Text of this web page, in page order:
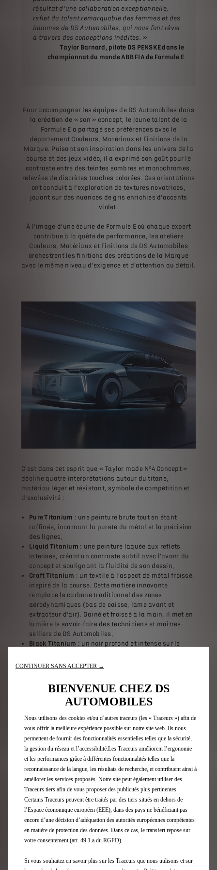
résultat d’une collaboration exceptionnelle,
reflet du talent remarquable des femmes et des
hommes de DS Automobiles, qui nous font rêver
à travers des conceptions inédites. »
Taylor Barnard, pilote DS PENSKE dans le
championnat du monde ABB FIA de Formule E
Pour accompagner les équipes de DS Automobiles dans
la création de « son » concept, le jeune talent de la
Formule E a partagé ses préférences avec le
département Couleurs, Matériaux et Finitions de la
Marque. Puisant son inspiration dans les univers de la
course et des jeux vidéo, il a exprimé son goût pour le
contraste entre des teintes sombres et monochromes,
relevées de discrètes touches colorées. Ces orientations
ont conduit à l’exploration de textures novatrices,
jouant sur des nuances de gris enrichies d’accents
violet.
À l’image d’une écurie de Formule E où chaque expert
contribue à la quête de performance, les ateliers
Couleurs, Matériaux et Finitions de DS Automobiles
orchestrent les finitions des créations de la Marque
avec le même niveau d’exigence et d’attention au détail.
C’est dans cet esprit que « Taylor made N°4 Concept »
décline quatre interprétations autour du titane,
matériau léger et résistant, symbole de compétition et
d’exclusivité :
Pure Titanium : une peinture brute tout en étant
raffinée, incarnant la pureté du métal et la précision
des lignes,
Liquid Titanium : une peinture laquée aux reflets
intenses, créant un contraste subtil avec l’avant du
concept et soulignant la fluidité de son dessin,
Craft Titanium : un textile à l’aspect de métal froissé,
inspiré de la course. Cette matière innovante
remplace le carbone traditionnel des zones
aérodynamiques (bas de caisse, lame avant et
extracteur d’air). Gainé et froissé à la main, il met en
lumière le savoir-faire des techniciens et maîtres-
selliers de DS Automobiles,
Black Titanium : un noir profond et intense sur le
radicalité des lignes du concept.
département Couleurs, Matériaux et Finitions a enrichi
le concept de touches « Light Gold », couleur identitaire
DS PERFORMANCE Line au niveau des rétroviseurs, des
centres de roues, du badge de capot guilloché et de la
signature du concept sur le volet. Des touches de violet,
couleur de prédilection de Taylor Barnard, viennent
ponctuer les commandes d’ouverture des portes ainsi
que les sidemarkers siglés “Taylor Made N°4”. Le chiffre
fétiche de Taylor Barnard, le 77, se retrouve quant à lui
de façon subtile sur le badge de capot, les commandes
d’ouverture de portes ainsi que l’éclairage intégré au
diffuseur.
DE LA PISTE À LA ROUTE
« Taylor made N°4 Concept » crée un lien direct entre
CONTINUER SANS ACCEPTER →
BIENVENUE CHEZ DS
AUTOMOBILES
Nous utilisons des cookies et/ou d’autres traceurs (les « Traceurs ») afin de
vous offrir la meilleure expérience possible sur notre site web. Ils nous
permettent de fournir des fonctionnalités essentielles telles que la sécurité,
la gestion du réseau et l’accessibilité.Les Traceurs améliorent l’ergonomie
et les performances grâce à différentes fonctionnalités telles que la
reconnaissance de la langue, les résultats de recherche, et contribuent ainsi à
améliorer les services proposés. Notre site peut également utiliser des
Traceurs tiers afin de vous proposer des publicités plus pertinentes.
Certains Traceurs peuvent être traités par des tiers situés en dehors de
l’Espace économique européen (EEE), dans des pays ne bénéficiant pas
encore d’une décision d’adéquation des autorités européennes compétentes
en matière de protection des données. Dans ce cas, le transfert repose sur
votre consentement (art. 49.1.a du RGPD).
Si vous souhaitez en savoir plus sur les Traceurs que nous utilisons et sur